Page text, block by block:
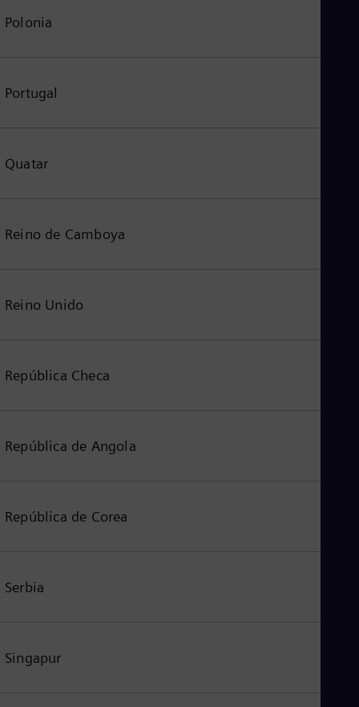
Polonia
Portugal
Quatar
Reino de Camboya
Reino Unido
República Checa
República de Angola
República de Corea
Serbia
Singapur